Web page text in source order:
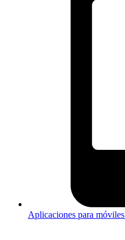
Aplicaciones para móviles